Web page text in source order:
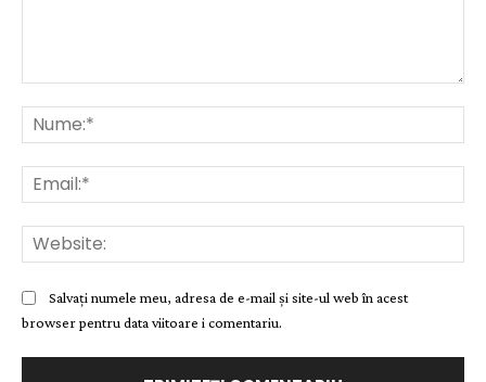
Salvați numele meu, adresa de e-mail și site-ul web în acest
browser pentru data viitoare i comentariu.